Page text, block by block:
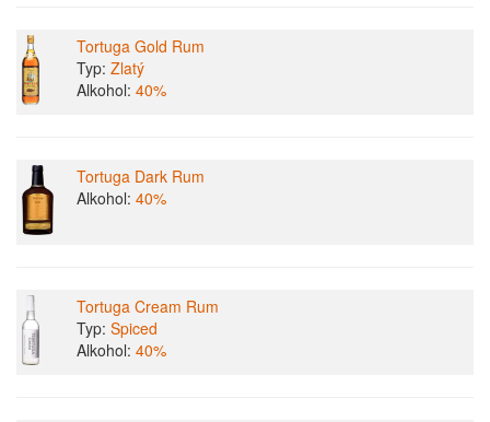
Tortuga Gold Rum
Typ: Zlatý
Alkohol: 40%
Tortuga Dark Rum
Alkohol: 40%
Tortuga Cream Rum
Typ: Spiced
Alkohol: 40%